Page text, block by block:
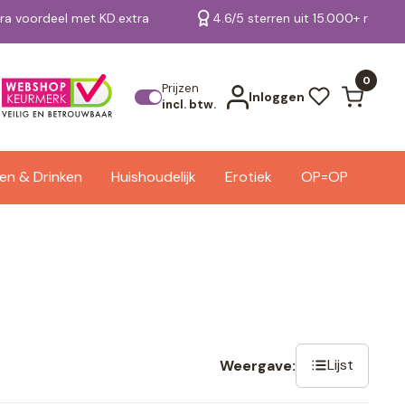
voordeel met KD.extra 4.6/5 sterren uit 15.000+
Prijzen
incl. btw.
Inloggen
0
& Drinken Huishoudelijk Erotiek OP=OP
Bekijk alle resultaten
Weergave: Lijst